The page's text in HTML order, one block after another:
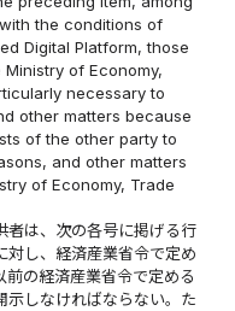
the conditions of
Digital Platform, those
of Economy,
necessary to
other matters because
of the other party to
and other matters
of Economy, Trade
者は、次の各号に掲げる行
対し、経済産業省令で定め
の経済産業省令で定める
示しなければならない。た